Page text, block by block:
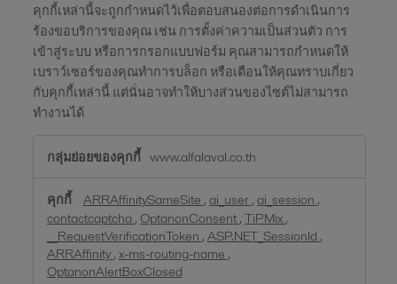
คุกกี้เหล่านี้จะถูกกำหนดไว้เพื่อตอบสนองต่อการดำเนินการ
ร้องขอบริการของคุณ เช่น การตั้งค่าความเป็นส่วนตัว การ
เข้าสู่ระบบ หรือการกรอกแบบฟอร์ม คุณสามารถกำหนดให้
เบราว์เซอร์ของคุณทำการบล็อก หรือเตือนให้คุณทราบเกี่ยว
กับคุกกี้เหล่านี้ แต่นั่นอาจทำให้บางส่วนของไซต์ไม่สามารถ
ทำงานได้
จำเป็น
www.alfalaval.co.th
ARRAffinitySameSite , ai_user , ai_session ,
contactcaptcha , OptanonConsent , TiPMix ,
__RequestVerificationToken , ASP.NET_SessionId ,
ARRAffinity , x-ms-routing-name ,
OptanonAlertBoxClosed